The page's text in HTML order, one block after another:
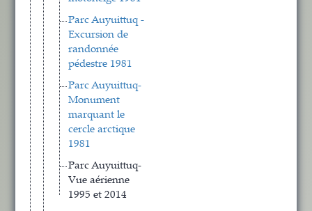
Parc Auyuittuq -
Excursion de
randonnée
pédestre 1981
Parc Auyuittuq-
Monument
marquant le
cercle arctique
1981
Parc Auyuittuq-
Vue aérienne
1995 et 2014